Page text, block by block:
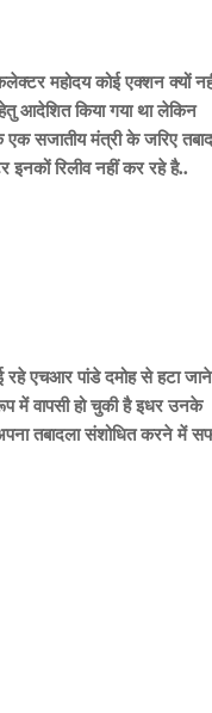
महोदय कोई एक्शन क्यों
आदेशित किया गया था लेकिन
सजातीय मंत्री के जरिए
रिलीव नहीं कर रहे है..
रहे एचआर पांडे दमोह से हटा
में वापसी हो चुकी है इधर उनके
तबादला संशोधित करने में